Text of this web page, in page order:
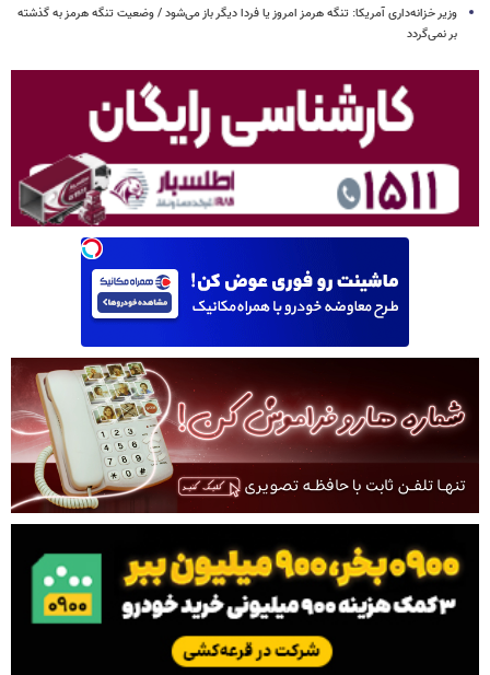
وزیر خزانه‌داری آمریکا: تنگه هرمز امروز یا فردا دیگر باز می‌شود / وضعیت تنگه هرمز به گذشته
بر نمی‌گردد